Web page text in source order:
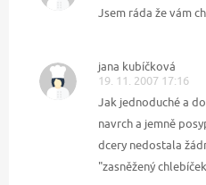
Jsem ráda že vám
jana kubíčková
19. 11. 2007 17:16
Jak jednoduché a
navrch a jemně
dcery nedostala
"zasněžený